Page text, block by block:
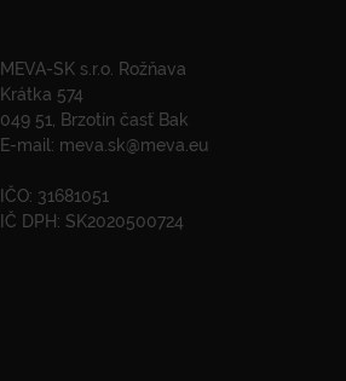
MEVA-SK s.r.o. Rožňava
Krátka 574
049 51, Brzotín časť Bak
E-mail: meva.sk@meva.eu
IČO: 31681051
IČ DPH: SK2020500724